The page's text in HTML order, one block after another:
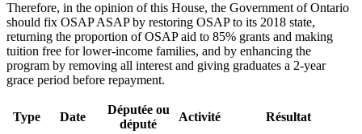
Therefore, in the opinion of this House, the Government of Ontario
should fix OSAP ASAP by restoring OSAP to its 2018 state,
returning the proportion of OSAP aid to 85% grants and making
tuition free for lower-income families, and by enhancing the
program by removing all interest and giving graduates a 2-year
grace period before repayment.
Type Date
Députée ou
député
Activité Résultat